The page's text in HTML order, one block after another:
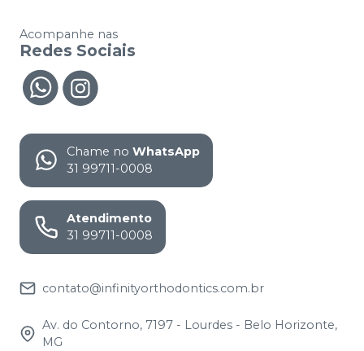
Acompanhe nas
Redes Sociais
Chame no WhatsApp
31 99711-0008
Atendimento
31 99711-0008
contato@infinityorthodontics.com.br
Av. do Contorno, 7197 - Lourdes - Belo Horizonte,
MG